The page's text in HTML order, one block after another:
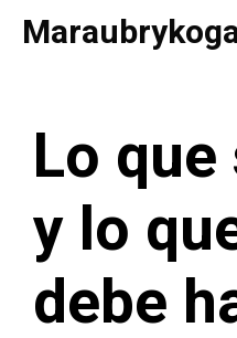
Saltar
Lo
y lo
debe